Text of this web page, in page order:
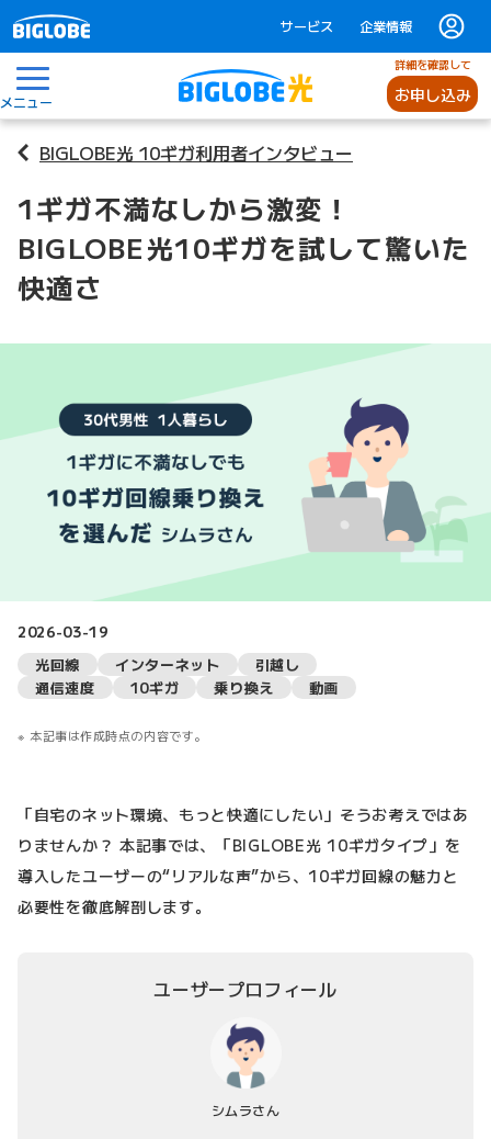
サービス 企業情報
メニュー
詳細を確認して
お申し込み
BIGLOBE光 10ギガ利用者インタビュー
1ギガ不満なしから激変！
BIGLOBE光10ギガを試して驚いた
快適さ
2026-03-19
光回線
インターネット
引越し
通信速度
10ギガ 乗り換え 動画
本記事は作成時点の内容です。
「自宅のネット環境、もっと快適にしたい」そうお考えではあ
りませんか？ 本記事では、「BIGLOBE光 10ギガタイプ」を
導入したユーザーの“リアルな声”から、10ギガ回線の魅力と
必要性を徹底解剖します。
ユーザープロフィール
シムラさん